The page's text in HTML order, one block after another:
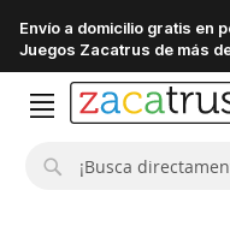
Envío a domicilio gratis en
Juegos Zacatrus de más